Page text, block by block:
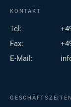
KONTAKT
Tel:
Fax:
E-Mail:
GESCHÄFTSZEITEN